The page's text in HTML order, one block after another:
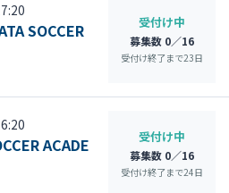
SOCCER
受付け中
募集数 0／16
受付け終了まで23日
ACADE
受付け中
募集数 0／16
受付け終了まで24日